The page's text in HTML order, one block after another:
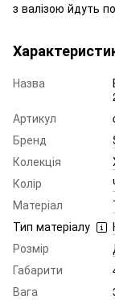
з валізою йдуть
Назва
Артикул
Бренд
Колекція
Колір
Матеріал
Тип матеріалу
Розмір
Габарити
Вага